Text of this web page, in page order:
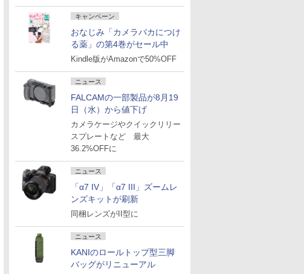
キャンペーン
おなじみ「カメラバカにつけ
る薬」の第4巻がセール中
Kindle版がAmazonで50%OFF
ニュース
FALCAMの一部製品が8月19
日（水）から値下げ
カメラケージやクイックリリー
スプレートなど 最大
36.2%OFFに
ニュース
「α7 IV」「α7 III」ズームレ
ンズキットが刷新
同梱レンズがII型に
ニュース
KANIのロールトップ型三脚
バッグがリニューアル